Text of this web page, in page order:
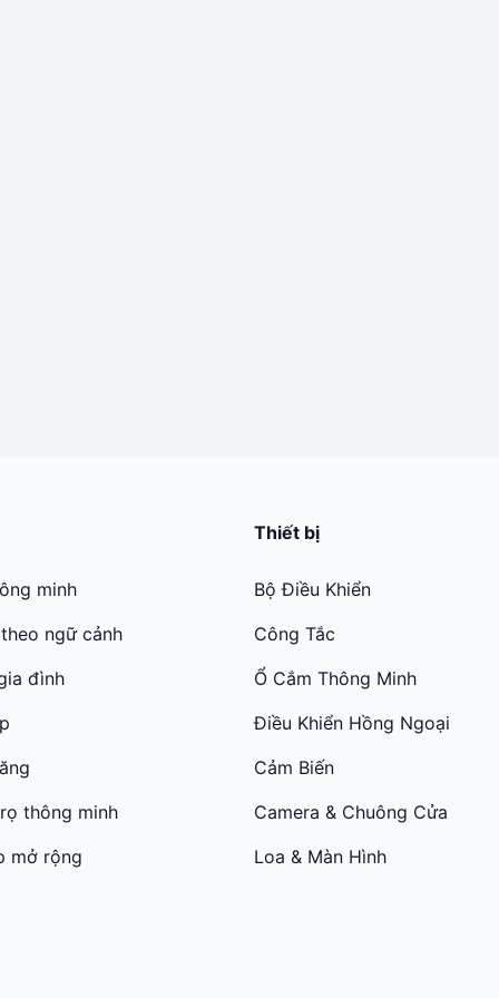
minh
ngữ cảnh
đình
thông minh
mở rộng
Thiết bị
Bộ Điều Khiển
Công Tắc
Ổ Cắm Thông Minh
Điều Khiển Hồng Ngoại
Cảm Biến
Camera & Chuông Cửa
Loa & Màn Hình